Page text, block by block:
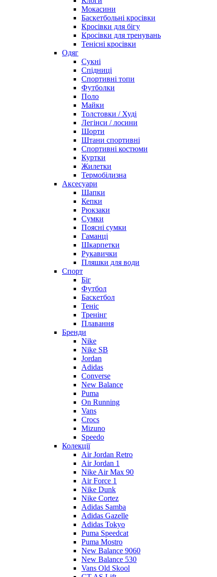
Мокасини
Баскетбольні кросівки
Кросівки для бігу
Кросівки для тренувань
Тенісні кросівки
Одяг
Сукні
Спідниці
Спортивні топи
Футболки
Поло
Майки
Толстовки / Худі
Легінси / лосини
Шорти
Штани спортивні
Спортивні костюми
Куртки
Жилетки
Термобілизна
Аксесуари
Шапки
Кепки
Рюкзаки
Сумки
Поясні сумки
Гаманці
Шкарпетки
Рукавички
Пляшки для води
Спорт
Біг
Футбол
Баскетбол
Теніс
Тренінг
Плавання
Бренди
Nike
Nike SB
Jordan
Adidas
Converse
New Balance
Puma
On Running
Vans
Crocs
Mizuno
Speedo
Колекції
Air Jordan Retro
Air Jordan 1
Nike Air Max 90
Air Force 1
Nike Dunk
Nike Cortez
Adidas Samba
Adidas Gazelle
Adidas Tokyo
Puma Speedcat
Puma Mostro
New Balance 9060
New Balance 530
Vans Old Skool